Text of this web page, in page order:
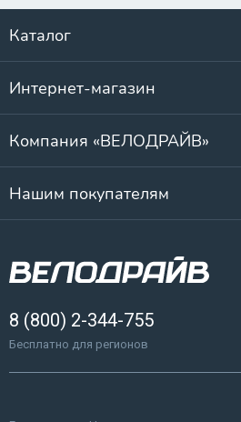
Каталог
Интернет-магазин
Компания «ВЕЛОДРАЙВ»
Нашим покупателям
8 (800) 2-344-755
Бесплатно для регионов